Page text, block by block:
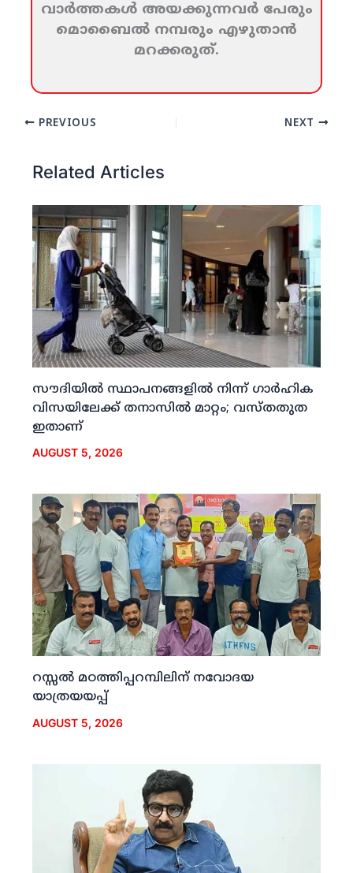
വാര്‍ത്തകള്‍ അയക്കുന്നവര്‍ പേരും
മൊബൈല്‍ നമ്പരും എഴുതാന്‍
മറക്കരുത്‌.
PREVIOUS NEXT
Related Articles
സൗദിയില്‍ സ്ഥാപനങ്ങളില്‍ നിന്ന് ഗാര്‍ഹിക
വിസയിലേക്ക് തനാസില്‍ മാറ്റം; വസ്തതുത
ഇതാണ്
AUGUST 5, 2026
റസ്സല്‍ മഠത്തിപ്പറമ്പിലിന് നവോദയ
യാത്രയയപ്പ്
AUGUST 5, 2026